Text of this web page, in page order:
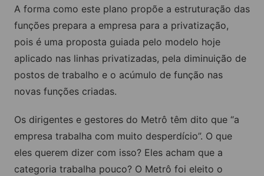
A forma como este plano propõe a estruturação das
funções prepara a empresa para a privatização,
pois é uma proposta guiada pelo modelo hoje
aplicado nas linhas privatizadas, pela diminuição de
postos de trabalho e o acúmulo de função nas
novas funções criadas.
Os dirigentes e gestores do Metrô têm dito que “a
empresa trabalha com muito desperdício”. O que
eles querem dizer com isso? Eles acham que a
categoria trabalha pouco? O Metrô foi eleito o